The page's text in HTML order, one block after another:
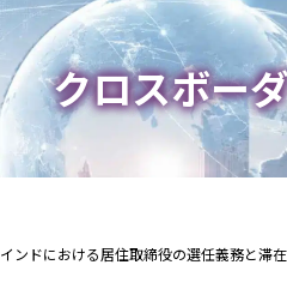
生成AI関連法務
記事・LPの薬機法等チェック
D2C等の不正転売対策
サイバー犯罪の刑事告訴等
クロスボー
インドにおける居住取締役の選任義務と滞